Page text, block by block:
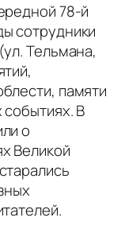
78-й
сотрудники
Тельмана,
памяти
В
о
Великой